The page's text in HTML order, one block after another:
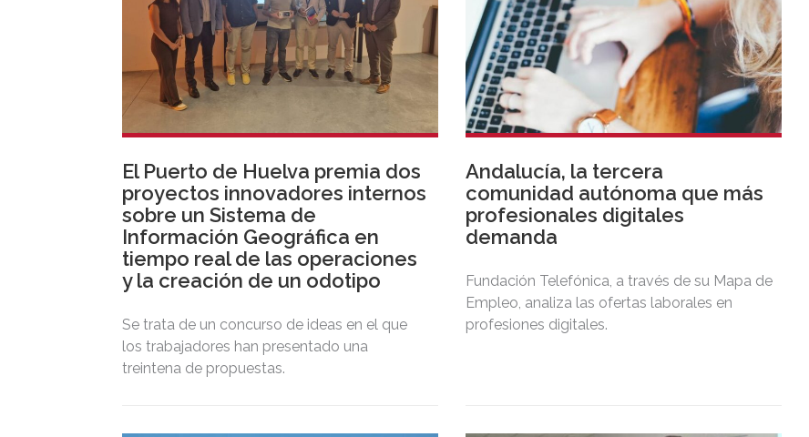
El Puerto de Huelva premia dos
proyectos innovadores internos
sobre un Sistema de
Información Geográfica en
tiempo real de las operaciones
y la creación de un odotipo
Se trata de un concurso de ideas en el que
los trabajadores han presentado una
treintena de propuestas.
Andalucía, la tercera
comunidad autónoma que más
profesionales digitales
demanda
Fundación Telefónica, a través de su Mapa de
Empleo, analiza las ofertas laborales en
profesiones digitales.